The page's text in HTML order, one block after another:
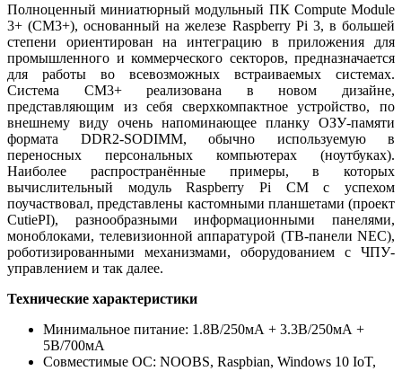
Полноценный миниатюрный модульный ПК Compute Module
3+ (CM3+), основанный на железе Raspberry Pi 3, в большей
степени ориентирован на интеграцию в приложения для
промышленного и коммерческого секторов, предназначается
для работы во всевозможных встраиваемых системах.
Система CM3+ реализована в новом дизайне,
представляющим из себя сверхкомпактное устройство, по
внешнему виду очень напоминающее планку ОЗУ-памяти
формата DDR2-SODIMM, обычно используемую в
переносных персональных компьютерах (ноутбуках).
Наиболее распространённые примеры, в которых
вычислительный модуль Raspberry Pi CM с успехом
поучаствовал, представлены кастомными планшетами (проект
CutiePI), разнообразными информационными панелями,
моноблоками, телевизионной аппаратурой (ТВ-панели NEC),
роботизированными механизмами, оборудованием с ЧПУ-
управлением и так далее.
Технические характеристики
Минимальное питание: 1.8В/250мА + 3.3В/250мА +
5В/700мА
Совместимые ОС: NOOBS, Raspbian, Windows 10 IoT,